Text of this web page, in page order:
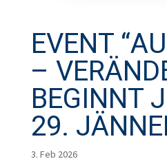
EVENT
–
BEGINNT
29.
3. Feb 2026